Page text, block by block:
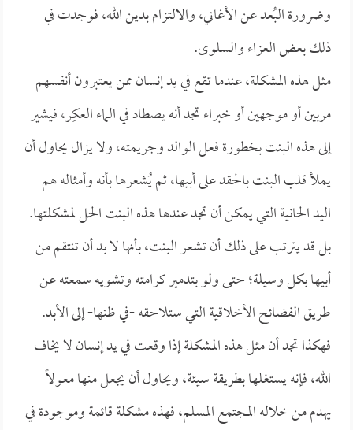
وضرورة البُعد عن الأغاني، والالتزام بدين الله، فوجدت في
ذلك بعض العزاء والسلوى.
مثل هذه المشكلة، عندما تقع في يد إنسان ممن يعتبرون أنفسهم
مربين أو موجهين أو خبراء تجد أنه يصطاد في الماء العكِر، فيشير
إلى هذه البنت بخطورة فعل الوالد وجريمته، ولا يزال يحاول أن
يملأ قلب البنت بالحقد على أبيها، ثم يُشعرها بأنه وأمثاله هم
اليد الحانية التي يمكن أن تجد عندها هذه البنت الحل لمشكلتها.
بل قد يترتب على ذلك أن تشعر البنت، بأنها لا بد أن تنتقم من
أبيها بكل وسيلة؛ حتى ولو بتدمير كرامته وتشويه سمعته عن
طريق الفضائح الأخلاقية التي ستلاحقه -في ظنها- إلى الأبد.
فهكذا تجد أن مثل هذه المشكلة إذا وقعت في يد إنسان لا يخاف
الله، فإنه يستغلها بطريقة سيئة، ويحاول أن يجعل منها معولاً
يهدم من خلاله المجتمع المسلم، فهذه مشكلة قائمة وموجودة في